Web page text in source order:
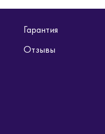
Гарантия
Отзывы